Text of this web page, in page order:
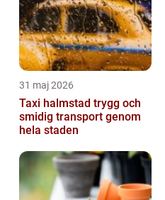
31 maj 2026
Taxi halmstad trygg och
smidig transport genom
hela staden